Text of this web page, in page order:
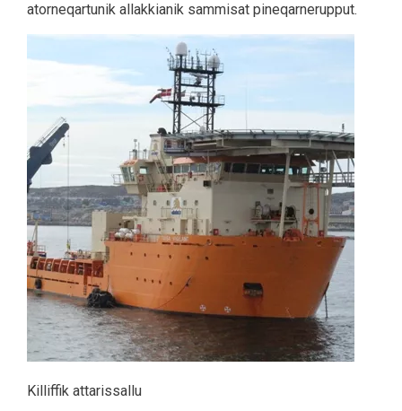
atorneqartunik allakkianik sammisat pineqarnerupput.
Killiffik attarissallu